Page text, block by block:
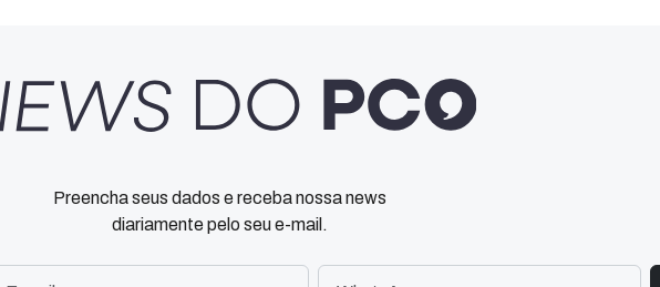
Preencha seus dados e receba nossa news
diariamente pelo seu e-mail.